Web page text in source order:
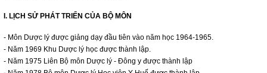
I. LỊCH SỬ PHÁT TRIỂN CỦA BỘ MÔN
- Môn Dược lý được giảng dạy đầu tiên vào năm học 1964-1965.
- Năm 1969 Khu Dược lý học được thành lập.
- Năm 1975 Liên Bộ môn Dược lý - Đông y được thành lập